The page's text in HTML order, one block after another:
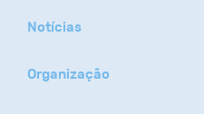
Notícias
Organização